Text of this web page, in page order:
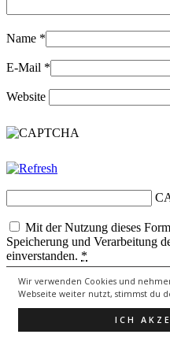
Wir verwenden Cookies und
Webseite weiter nutzt, stimmst du
ICH
Name *
E-Mail *
Website
Mit der Nutzung dieses
Speicherung und Verarbeitung
einverstanden. *
Copyright © 2026
Theme: Catch Evolution by